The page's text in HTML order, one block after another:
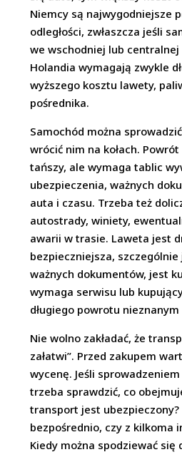
Niemcy są najwygodniejsze
odległości, zwłaszcza jeśli
we wschodniej lub centralnej
Holandia wymagają zwykle
wyższego kosztu lawety,
pośrednika.
Samochód można
wrócić nim na kołach. Powrót
tańszy, ale wymaga tablic
ubezpieczenia, ważnych
auta i czasu. Trzeba też
autostrady, winiety,
awarii w trasie. Laweta jest
bezpieczniejsza,
ważnych dokumentów, jest
wymaga serwisu lub
długiego powrotu
Nie wolno zakładać, że
załatwi”. Przed zakupem
wycenę. Jeśli
trzeba sprawdzić, co
transport jest ubezpieczony?
bezpośrednio, czy z kilkoma
Kiedy można spodziewać się